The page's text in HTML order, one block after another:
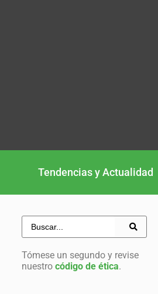
Tendencias y Actualidad
Tómese un segundo y revise
nuestro código de ética.